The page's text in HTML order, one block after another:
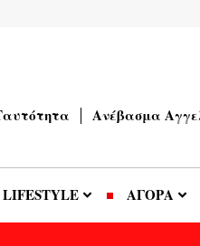
Ανέβασμα
LIFESTYLE ΑΓΟΡΑ